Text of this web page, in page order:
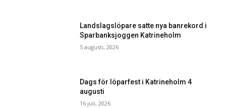
Landslagslöpare satte nya banrekord i
Sparbanksjoggen Katrineholm
5 augusti, 2026
Dags för löparfest i Katrineholm 4
augusti
16 juli, 2026